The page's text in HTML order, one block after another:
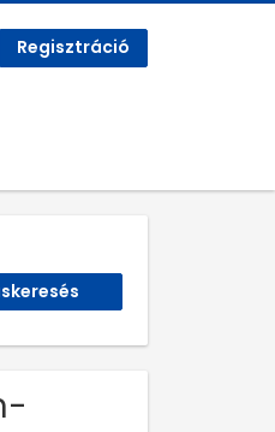
Regisztráció